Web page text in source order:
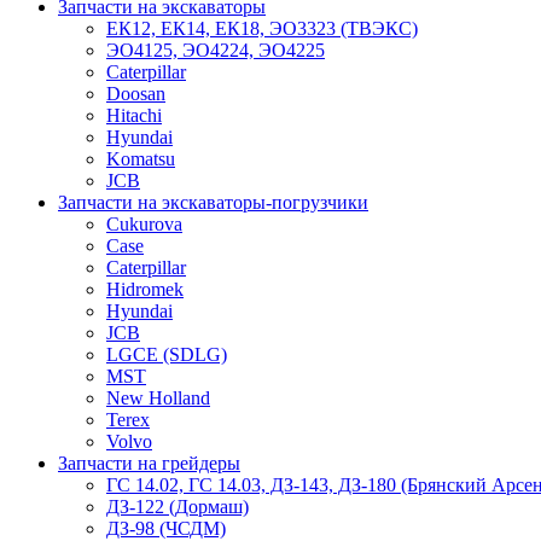
Запчасти на экскаваторы
ЕК12, ЕК14, ЕК18, ЭО3323 (ТВЭКС)
ЭО4125, ЭО4224, ЭО4225
Caterpillar
Doosan
Hitachi
Hyundai
Komatsu
JCB
Запчасти на экскаваторы-погрузчики
Cukurova
Case
Caterpillar
Hidromek
Hyundai
JCB
LGCE (SDLG)
MST
New Holland
Terex
Volvo
Запчасти на грейдеры
ГС 14.02, ГС 14.03, ДЗ-143, ДЗ-180 (Брянский
ДЗ-122 (Дормаш)
ДЗ-98 (ЧСДМ)